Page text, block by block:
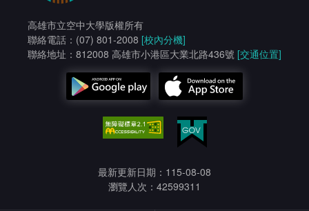
高雄市立空中大學版權所有
聯絡電話：(07) 801-2008 [校內分機]
聯絡地址：812008 高雄市小港區大業北路436號 [交通位置]
最新更新日期：115-08-08
瀏覽人次：42599311